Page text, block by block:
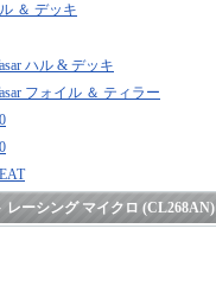
＆ デッキ
ハル & デッキ
フォイル ＆ ティラー
レーシング マイクロ (CL268AN)